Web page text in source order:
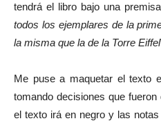
tendrá el libro bajo una
todos los ejemplares de la
la misma que la de la Torre Eiffel
Me puse a maquetar el texto
tomando decisiones que
el texto irá en negro y las